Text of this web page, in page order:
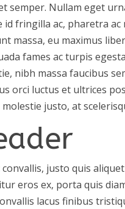
semper. Nullam eget
id fringilla ac, pharetra
massa, eu maximus
fames ac turpis
nibh massa faucibus
orci luctus et ultrices
molestie justo, at
convallis, justo quis
eros ex, porta quis
lacus finibus